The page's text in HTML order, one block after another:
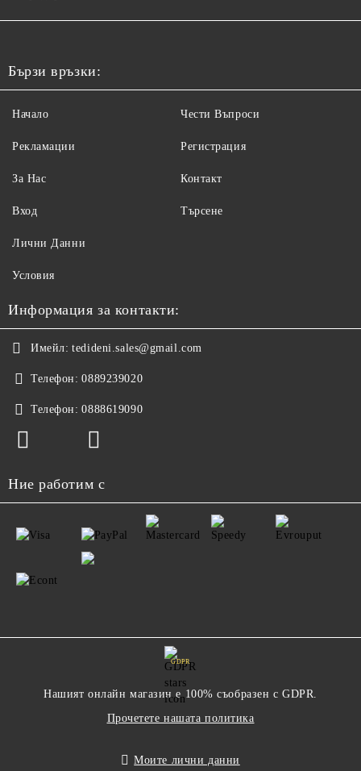
Бързи връзки:
Начало
Рекламации
За Нас
Вход
Чести Въпроси
Регистрация
Контакт
Търсене
Лични Данни
Условия
Информация за контакти:
Имейл: tedideni.sales@gmail.com
Телефон: 0889239020
Телефон: 0888619090
Ние работим с
GDPR
Нашият онлайн магазин е 100% съобразен с GDPR.
Прочетете нашата политика
Моите лични данни